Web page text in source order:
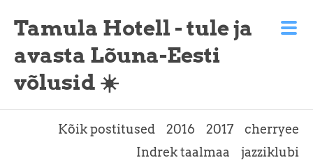
Tamula Hotell - tule ja
avasta Lõuna-Eesti
võlusid ☀️
Kõik postitused 2016 2017
cherryee
Indrek taalmaa
jazziklubi